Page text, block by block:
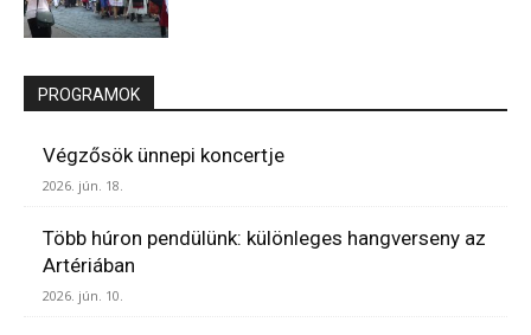
PROGRAMOK
Végzősök ünnepi koncertje
2026. jún. 18.
Több húron pendülünk: különleges hangverseny az
Artériában
2026. jún. 10.